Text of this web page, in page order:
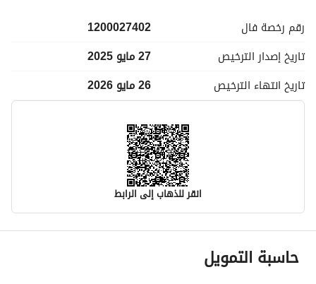
رقم رخصة فال
1200027402
تاريخ إصدار الترخيص
27 مايو 2025
تاريخ انتهاء الترخيص 26 مايو 2026
انقر للذهاب إلى الرابط
معلومات مسؤول الإعلان
اسم المسؤول
حاسبة التمويل